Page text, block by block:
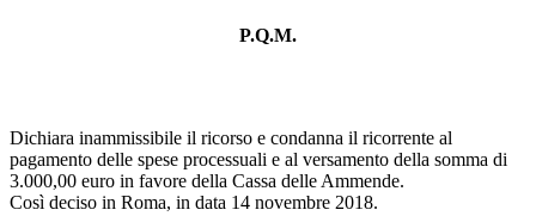
P.Q.M.
Dichiara inammissibile il ricorso e condanna il ricorrente al
pagamento delle spese processuali e al versamento della somma di
3.000,00 euro in favore della Cassa delle Ammende.
Così deciso in Roma, in data 14 novembre 2018.